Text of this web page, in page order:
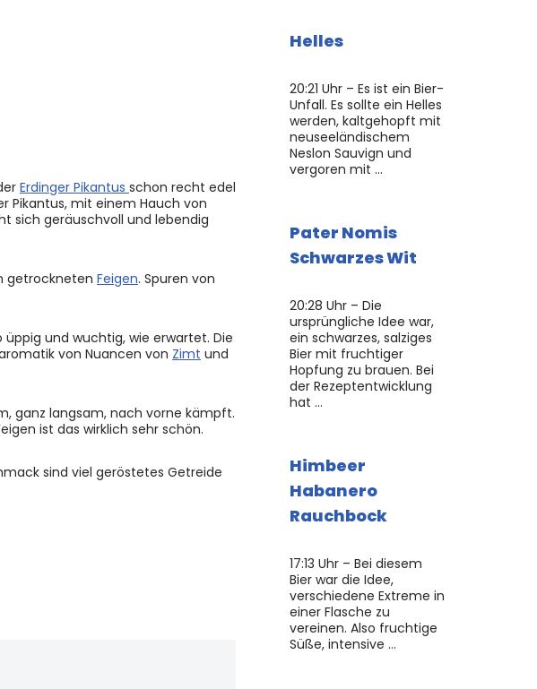
Erdinger Pikantus schon recht edel
Pikantus, mit einem Hauch von
sich geräuschvoll und lebendig
getrockneten Feigen. Spuren von
und wuchtig, wie erwartet. Die
von Nuancen von Zimt und
ganz langsam, nach vorne kämpft.
ist das wirklich sehr schön.
sind viel geröstetes Getreide
Helles
20:21 Uhr – Es ist ein Bier-
Unfall. Es sollte ein Helles
werden, kaltgehopft mit
neuseeländischem
Neslon Sauvign und
vergoren mit …
Pater Nomis
Schwarzes Wit
20:28 Uhr – Die
ursprüngliche Idee war,
ein schwarzes, salziges
Bier mit fruchtiger
Hopfung zu brauen. Bei
der Rezeptentwicklung
hat …
Himbeer
Habanero
Rauchbock
17:13 Uhr – Bei diesem
Bier war die Idee,
verschiedene Extreme in
einer Flasche zu
vereinen. Also fruchtige
Süße, intensive …